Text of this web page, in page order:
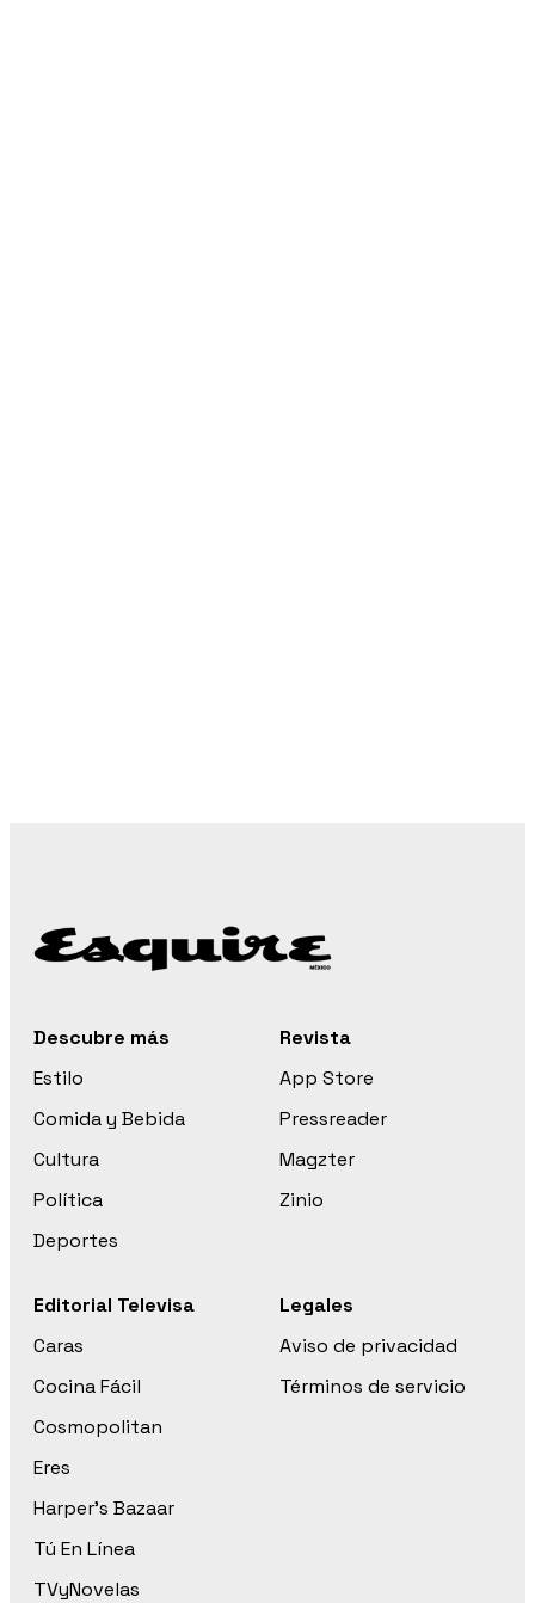
Descubre más
Estilo
Comida y Bebida
Cultura
Política
Deportes
Revista
App Store
Pressreader
Magzter
Zinio
Editorial Televisa
Caras
Cocina Fácil
Cosmopolitan
Eres
Harper’s Bazaar
Tú En Línea
TVyNovelas
Legales
Aviso de privacidad
Términos de servicio